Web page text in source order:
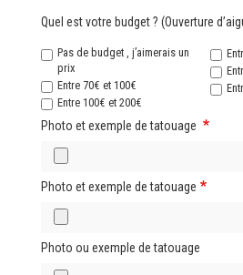
Quel est votre budget ? (Ouverture
Pas de budget , j’aimerais un
prix
Entre 70€ et 100€
Entre 100€ et 200€
Photo et exemple de tatouage
Photo et exemple de tatouage
Photo ou exemple de tatouage